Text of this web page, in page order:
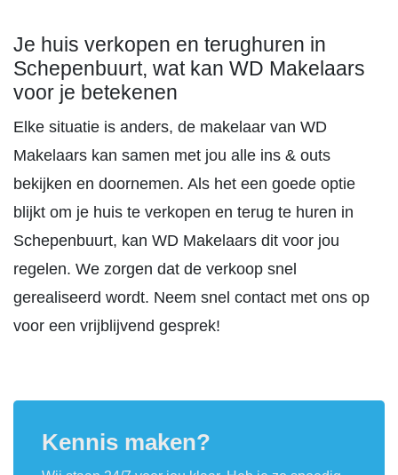
Je huis verkopen en terughuren in
Schepenbuurt, wat kan WD Makelaars
voor je betekenen
Elke situatie is anders, de makelaar van WD
Makelaars kan samen met jou alle ins & outs
bekijken en doornemen. Als het een goede optie
blijkt om je huis te verkopen en terug te huren in
Schepenbuurt, kan WD Makelaars dit voor jou
regelen. We zorgen dat de verkoop snel
gerealiseerd wordt. Neem snel contact met ons op
voor een vrijblijvend gesprek!
Kennis maken?